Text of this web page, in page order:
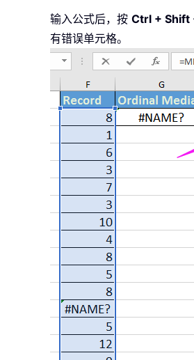
输入公式后，按 Ctrl + Shift
有错误单元格。